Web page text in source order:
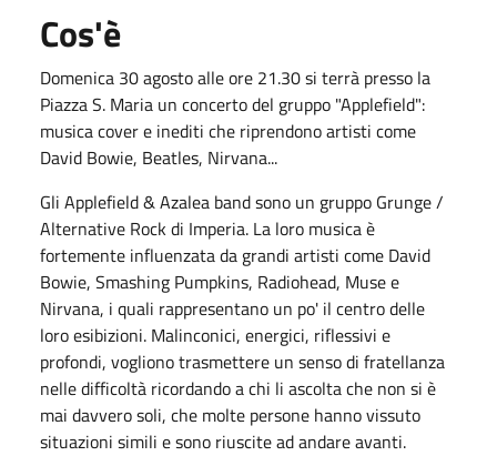
Cos'è
Domenica 30 agosto alle ore 21.30 si terrà presso la
Piazza S. Maria un concerto del gruppo "Applefield":
musica cover e inediti che riprendono artisti come
David Bowie, Beatles, Nirvana...
Gli Applefield & Azalea band sono un gruppo Grunge /
Alternative Rock di Imperia. La loro musica è
fortemente influenzata da grandi artisti come David
Bowie, Smashing Pumpkins, Radiohead, Muse e
Nirvana, i quali rappresentano un po' il centro delle
loro esibizioni. Malinconici, energici, riflessivi e
profondi, vogliono trasmettere un senso di fratellanza
nelle difficoltà ricordando a chi li ascolta che non si è
mai davvero soli, che molte persone hanno vissuto
situazioni simili e sono riuscite ad andare avanti.